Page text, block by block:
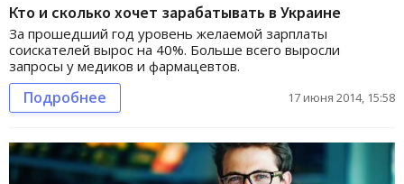
Кто и сколько хочет зарабатывать в Украине
За прошедший год уровень желаемой зарплаты
соискателей вырос на 40%. Больше всего выросли
запросы у медиков и фармацевтов.
Подробнее 17 июня 2014, 15:58